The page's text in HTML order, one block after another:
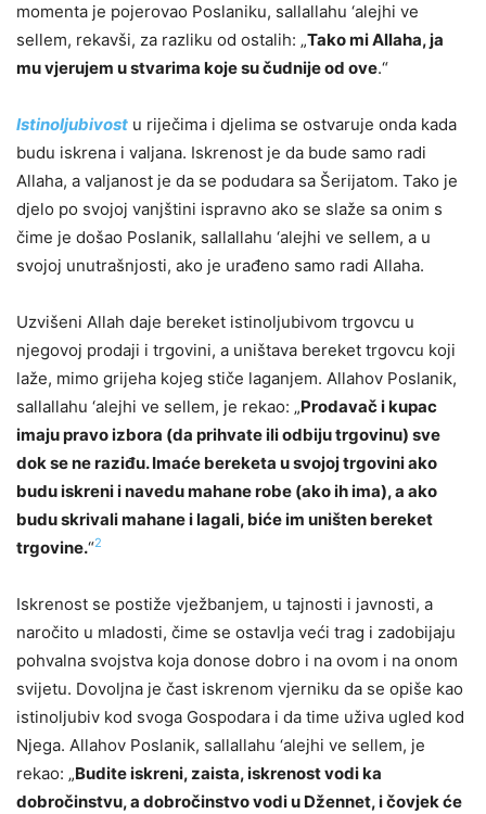
momenta je pojerovao Poslaniku, sallallahu ‘alejhi ve
sellem, rekavši, za razliku od ostalih: „Tako mi Allaha, ja
mu vjerujem u stvarima koje su čudnije od ove.“
Istinoljubivost u riječima i djelima se ostvaruje onda kada
budu iskrena i valjana. Iskrenost je da bude samo radi
Allaha, a valjanost je da se podudara sa Šerijatom. Tako je
djelo po svojoj vanjštini ispravno ako se slaže sa onim s
čime je došao Poslanik, sallallahu ‘alejhi ve sellem, a u
svojoj unutrašnjosti, ako je urađeno samo radi Allaha.
Uzvišeni Allah daje bereket istinoljubivom trgovcu u
njegovoj prodaji i trgovini, a uništava bereket trgovcu koji
laže, mimo grijeha kojeg stiče laganjem. Allahov Poslanik,
sallallahu ‘alejhi ve sellem, je rekao: „Prodavač i kupac
imaju pravo izbora (da prihvate ili odbiju trgovinu) sve
dok se ne raziđu. Imaće bereketa u svojoj trgovini ako
budu iskreni i navedu mahane robe (ako ih ima), a ako
budu skrivali mahane i lagali, biće im uništen bereket
trgovine.“2
Iskrenost se postiže vježbanjem, u tajnosti i javnosti, a
naročito u mladosti, čime se ostavlja veći trag i zadobijaju
pohvalna svojstva koja donose dobro i na ovom i na onom
svijetu. Dovoljna je čast iskrenom vjerniku da se opiše kao
istinoljubiv kod svoga Gospodara i da time uživa ugled kod
Njega. Allahov Poslanik, sallallahu ‘alejhi ve sellem, je
rekao: „Budite iskreni, zaista, iskrenost vodi ka
dobročinstvu, a dobročinstvo vodi u Džennet, i čovjek će